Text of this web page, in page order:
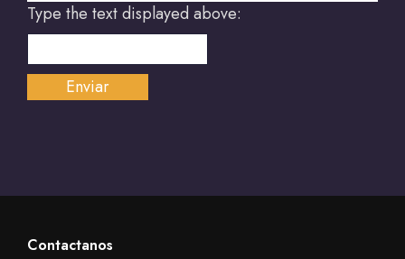
Type the text displayed above:
Contactanos